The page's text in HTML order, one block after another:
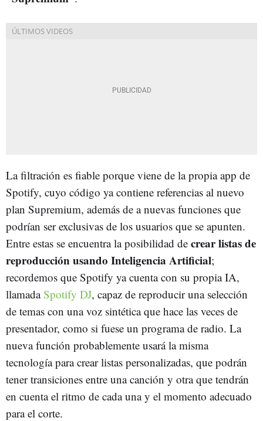
La filtración es fiable porque viene de la propia app de
Spotify, cuyo código ya contiene referencias al nuevo
plan Supremium, además de a nuevas funciones que
podrían ser exclusivas de los usuarios que se apunten.
Entre estas se encuentra la posibilidad de crear listas de
reproducción usando Inteligencia Artificial;
recordemos que Spotify ya cuenta con su propia IA,
llamadaSpotify DJ, capaz de reproducir una selección
de temas con una voz sintética que hace las veces de
presentador, como si fuese un programa de radio. La
nueva función probablemente usará la misma
tecnología para crear listas personalizadas, que podrán
tener transiciones entre una canción y otra que tendrán
en cuenta el ritmo de cada una y el momento adecuado
para el corte.